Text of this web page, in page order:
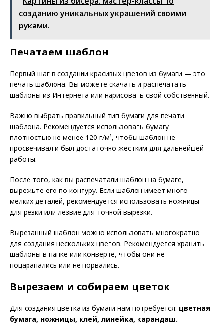
созданию уникальных украшений своими
руками.
Печатаем шаблон
Первый шаг в создании красивых цветов из бумаги — это
печать шаблона. Вы можете скачать и распечатать
шаблоны из Интернета или нарисовать свой собственный.
Важно выбрать правильный тип бумаги для печати
шаблона. Рекомендуется использовать бумагу
плотностью не менее 120 г/м², чтобы шаблон не
просвечивал и был достаточно жестким для дальнейшей
работы.
После того, как вы распечатали шаблон на бумаге,
вырежьте его по контуру. Если шаблон имеет много
мелких деталей, рекомендуется использовать ножницы
для резки или лезвие для точной вырезки.
Вырезанный шаблон можно использовать многократно
для создания нескольких цветов. Рекомендуется хранить
шаблоны в папке или конверте, чтобы они не
поцарапались или не порвались.
Вырезаем и собираем цветок
Для создания цветка из бумаги нам потребуется: цветная
бумага, ножницы, клей, линейка, карандаш.